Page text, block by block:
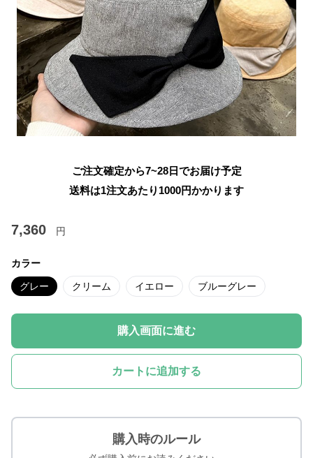
ご注文確定から7~28日でお届け予定
送料は1注文あたり 1000円かかります
7,360 円
カラー
グレー クリーム イエロー ブルーグレー
購入画面に進む
カートに追加する
購入時のルール